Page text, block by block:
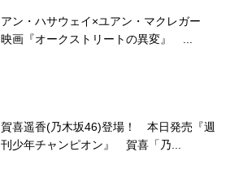
アン・ハサウェイ×ユアン・マクレガー
映画『オークストリートの異変』 ...
賀喜遥香(乃木坂46)登場！ 本日発売『週
刊少年チャンピオン』 賀喜「乃...